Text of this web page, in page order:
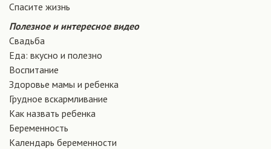
Спасите жизнь
Полезное и интересное видео
Свадьба
Еда: вкусно и полезно
Воспитание
Здоровье мамы и ребенка
Грудное вскармливание
Как назвать ребенка
Беременность
Календарь беременности